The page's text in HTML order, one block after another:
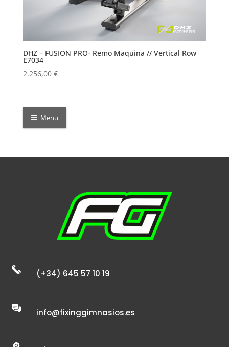
DHZ – FUSION PRO- Remo Maquina // Vertical Row
E7034
2.256,00 €
Menu
(+34) 645 57 10 19
info@fixinggimnasios.es